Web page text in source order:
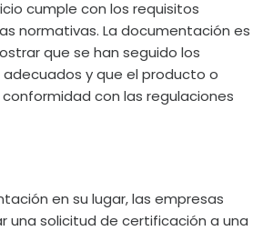
cumple con los requisitos
normativas. La documentación es
que se han seguido los
y que el producto o
con las regulaciones
en su lugar, las empresas
una solicitud de certificación a una